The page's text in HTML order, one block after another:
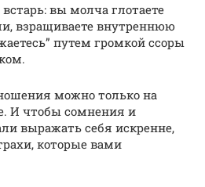
вы молча глотаете
взращиваете внутреннюю
путем громкой ссоры
можно только на
И чтобы сомнения и
выражать себя искренне,
которые вами